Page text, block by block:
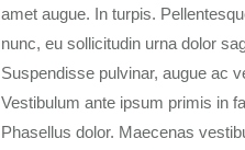
amet augue. In turpis.
nunc, eu sollicitudin urna dolor
Suspendisse pulvinar, augue ac
Vestibulum ante ipsum primis in
Phasellus dolor. Maecenas